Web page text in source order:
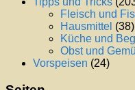
Fleisch und
Hausmittel (38)
Küche und
Obst und
Vorspeisen (24)